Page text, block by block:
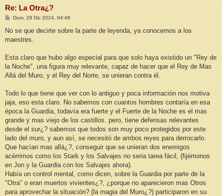
Re: La Otra¿?
M
n
a
Dom, 29 Dic 2024, 04:48
No se que decirte sobre la parte de leyenda, ya conocemos a los
maestres.
Esta claro que hubo algo especial para que solo haya existido un "Rey de
la Noche", una figura muy relevante, capaz de hacer que el Rey de Mas
Allá del Muro, y el Rey del Norte, se unieran contra él.
Todo lo que tiene que ver con lo antiguo y poca información nos motiva
jaja, eso esta claro. No sabemos con cuantos hombres contaría en esa
época la Guardia, todavía era fuerte y el Fuerte de la Noche es el mas
grande y mas viejo de los castillos. pero, tiene defensas relevantes
desde el sur¿? sabemos que todos son muy poco protegidos por este
lado del muro, y aun así, se necesitó de ambos reyes para derrocarlo.
Que hacían mas allá¿?, conseguir que se unieran dos enemigos
acérrimos como los Stark y los Salvajes no seria tarea fácil, (fijémonos
en Jon y la Guardia con los Salvajes ahora).
Había un control mental, como dicen, sobre la Guardia por parte de la
"Otra" o eran muertos vivientes¿?, ¿porque no aparecieron mas Otros
para aprovechar la situación? (la magia del Muro¿?) participaron en su